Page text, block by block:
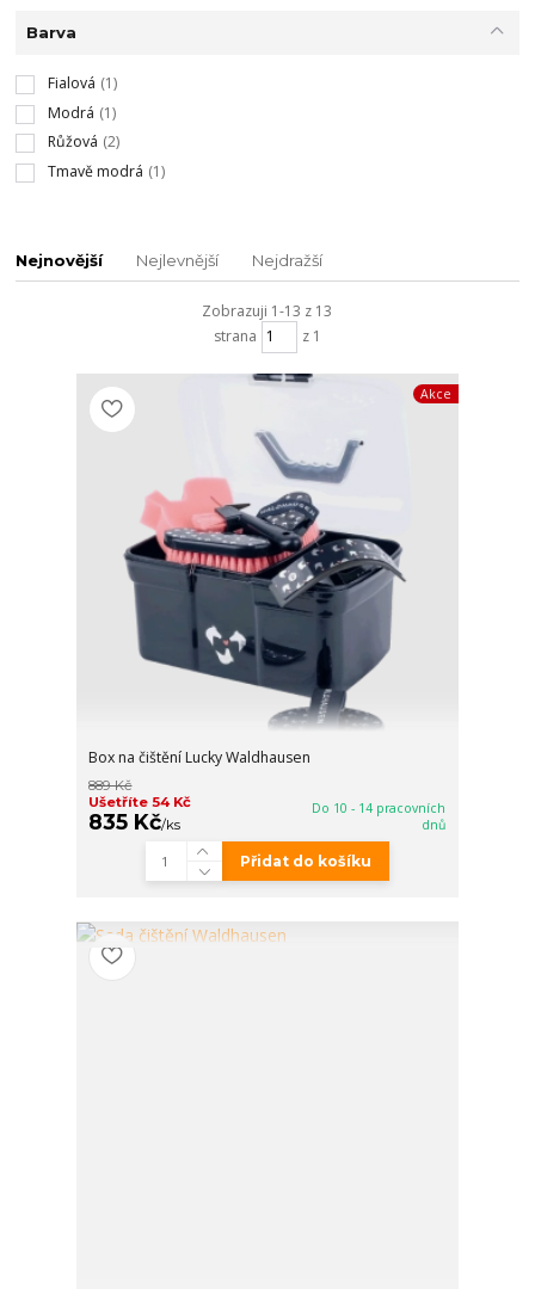
Barva
Fialová (1)
Modrá (1)
Růžová (2)
Tmavě modrá (1)
Nejnovější Nejlevnější Nejdražší
Zobrazuji 1-13 z 13
strana
z 1
Akce
Box na čištění Lucky Waldhausen
889 Kč
Ušetříte 54 Kč
835 Kč/ks
Do 10 - 14 pracovních
dnů
Přidat do košíku